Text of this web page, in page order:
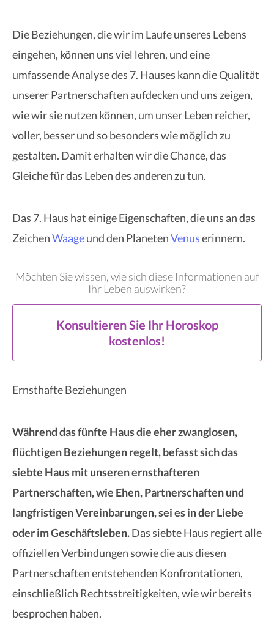
Die Beziehungen, die wir im Laufe unseres Lebens
eingehen, können uns viel lehren, und eine
umfassende Analyse des 7. Hauses kann die Qualität
unserer Partnerschaften aufdecken und uns zeigen,
wie wir sie nutzen können, um unser Leben reicher,
voller, besser und so besonders wie möglich zu
gestalten. Damit erhalten wir die Chance, das
Gleiche für das Leben des anderen zu tun.
Das 7. Haus hat einige Eigenschaften, die uns an das
ZeichenWaageund den PlanetenVenuserinnern.
Möchten Sie wissen, wie sich diese Informationen auf
Ihr Leben auswirken?
Konsultieren Sie Ihr Horoskop
kostenlos!
Ernsthafte Beziehungen
Während das fünfte Haus die eher zwanglosen,
flüchtigen Beziehungen regelt, befasst sich das
siebte Haus mit unseren ernsthafteren
Partnerschaften, wie Ehen, Partnerschaften und
langfristigen Vereinbarungen, sei es in der Liebe
oder im Geschäftsleben.Das siebte Haus regiert alle
offiziellen Verbindungen sowie die aus diesen
Partnerschaften entstehenden Konfrontationen,
einschließlich Rechtsstreitigkeiten, wie wir bereits
besprochen haben.